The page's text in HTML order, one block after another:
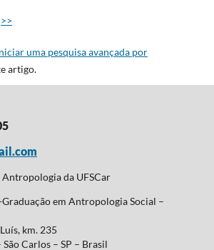
>>
uma pesquisa avançada por
artigo.
Antropologia da UFSCar
em Antropologia Social –
km. 235
Carlos – SP – Brasil